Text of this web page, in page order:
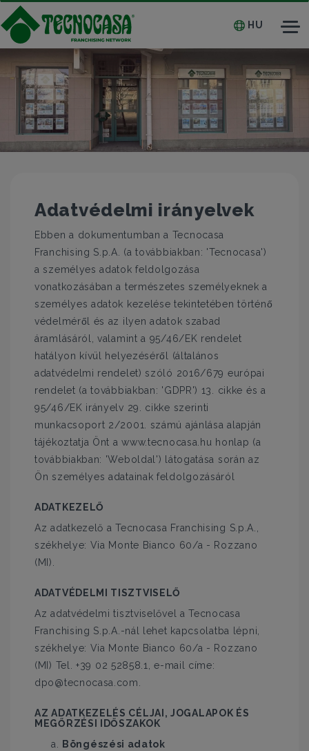
HU
Adatvédelmi irányelvek
Ebben a dokumentumban a Tecnocasa
Franchising S.p.A. (a továbbiakban: 'Tecnocasa')
a személyes adatok feldolgozása
vonatkozásában a természetes személyeknek a
személyes adatok kezelése tekintetében történő
védelméről és az ilyen adatok szabad
áramlásáról, valamint a 95/46/EK rendelet
hatályon kívül helyezéséről (általános
adatvédelmi rendelet) szóló 2016/679 európai
rendelet (a továbbiakban: 'GDPR') 13. cikke és a
95/46/EK irányelv 29. cikke szerinti
munkacsoport 2/2001. számú ajánlása alapján
tájékoztatja Önt a www.tecnocasa.hu honlap (a
továbbiakban: 'Weboldal') látogatása során az
Ön személyes adatainak feldolgozásáról
ADATKEZELŐ
Az adatkezelő a Tecnocasa Franchising S.p.A.,
székhelye: Via Monte Bianco 60/a - Rozzano
(MI).
ADATVÉDELMI TISZTVISELŐ
Az adatvédelmi tisztviselővel a Tecnocasa
Franchising S.p.A.-nál lehet kapcsolatba lépni,
székhelye: Via Monte Bianco 60/a - Rozzano
(MI) Tel. +39 02 52858.1, e-mail címe:
dpo@tecnocasa.com.
AZ ADATKEZELÉS CÉLJAI, JOGALAPOK ÉS
MEGŐRZÉSI IDŐSZAKOK
Böngészési adatok